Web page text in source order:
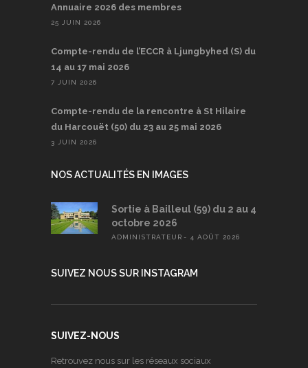
Annuaire 2026 des membres
25 JUIN 2026
Compte-rendu de l’ECCR à Ljungbyhed (S) du
14 au 17 mai 2026
7 JUIN 2026
Compte-rendu de la rencontre à St Hilaire
du Harcouët (50) du 23 au 25 mai 2026
3 JUIN 2026
NOS ACTUALITÉS EN IMAGES
Sortie à Bailleul (59) du 2 au 4
octobre 2026
ADMINISTRATEUR 4 AOÛT 2026
SUIVEZ NOUS SUR INSTAGRAM
SUIVEZ-NOUS
Retrouvez nous sur les réseaux sociaux